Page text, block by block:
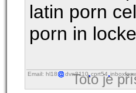
latin porn
porn in
Email: hl18 dvn8110 cprt54
Toto je